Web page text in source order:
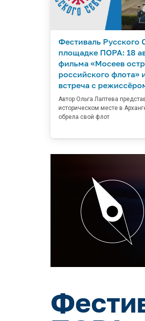
Фестиваль Русского
площадке ПОРА: 18
фильма «Мосеев
российского флота»
встреча с
Автор Ольга Лаптева
историческом месте в
обрела свой флот